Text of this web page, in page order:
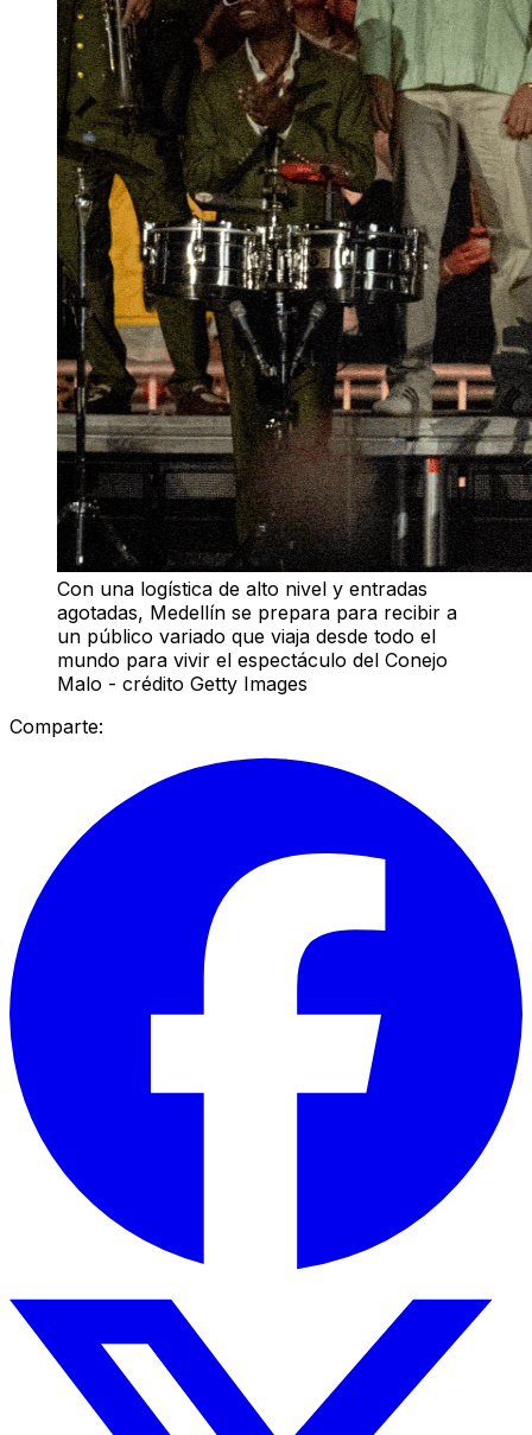
Con una logística de alto nivel y entradas
agotadas, Medellín se prepara para recibir a
un público variado que viaja desde todo el
mundo para vivir el espectáculo del Conejo
Malo - crédito Getty Images
Comparte: